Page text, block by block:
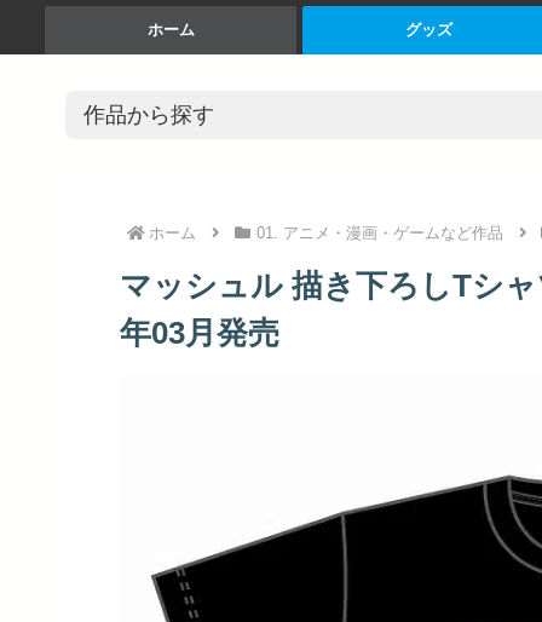
ホーム グッズ
ホーム 01. アニメ・漫画・ゲームなど作品
マッシュル 描き下ろしTシ
年03月発売